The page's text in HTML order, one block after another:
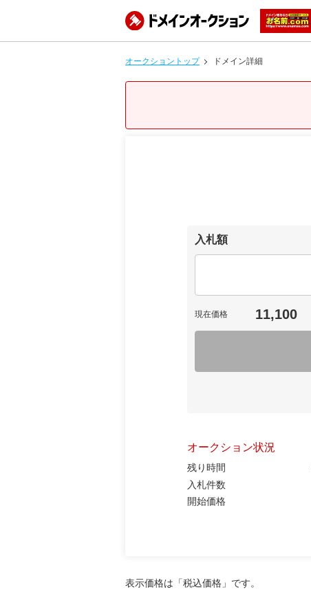
オークショントップ ドメイン詳細
入札額
現在価格 11,100
オークション状況
残り時間
入札件数
開始価格
表示価格は「税込価格」です。